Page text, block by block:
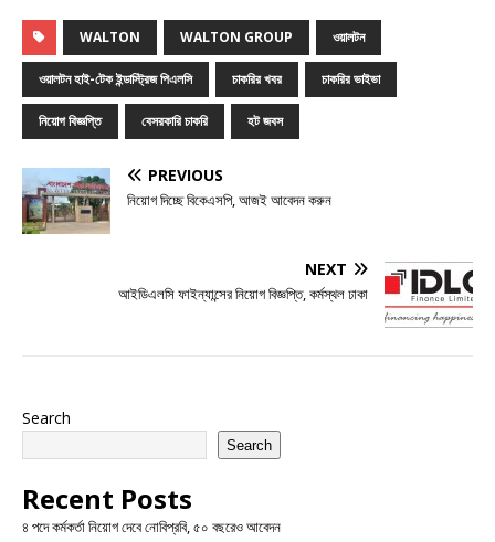
WALTON WALTON GROUP ওয়ালটন
ওয়ালটন হাই-টেক ইন্ডাস্ট্রিজ পিএলসি চাকরির খবর চাকরির ভাইভা
নিয়োগ বিজ্ঞপ্তি বেসরকারি চাকরি হট জবস
PREVIOUS
নিয়োগ দিচ্ছে বিকেএসপি, আজই আবেদন করুন
NEXT
আইডিএলসি ফাইন্যান্সের নিয়োগ বিজ্ঞপ্তি, কর্মস্থল ঢাকা
Search
Search
Recent Posts
৪ পদে কর্মকর্তা নিয়োগ দেবে নোবিপ্রবি, ৫০ বছরেও আবেদন